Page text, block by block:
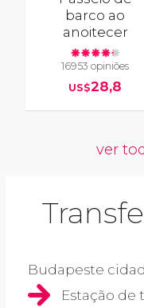
barco ao
anoitecer
16953 opiniões
US$28,8
ver
Budapeste
Estação